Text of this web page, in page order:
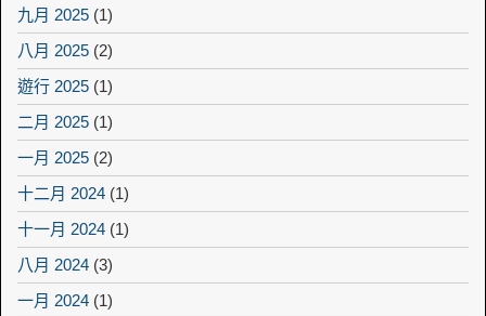
九月 2025 (1)
八月 2025 (2)
遊行 2025 (1)
二月 2025 (1)
一月 2025 (2)
十二月 2024 (1)
十一月 2024 (1)
八月 2024 (3)
一月 2024 (1)